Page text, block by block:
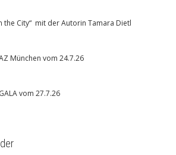
the City“ mit der Autorin Tamara Dietl
München vom 24.7.26
vom 27.7.26